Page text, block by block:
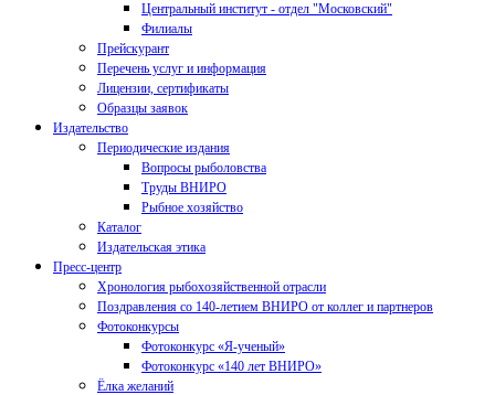
Центральный институт - отдел "Московский"
Филиалы
Прейскурант
Перечень услуг и информация
Лицензии, сертификаты
Образцы заявок
Издательство
Периодические издания
Вопросы рыболовства
Труды ВНИРО
Рыбное хозяйство
Каталог
Издательская этика
Пресс-центр
Хронология рыбохозяйственной отрасли
Поздравления со 140-летием ВНИРО от коллег и партнеров
Фотоконкурсы
Фотоконкурс «Я-ученый»
Фотоконкурс «140 лет ВНИРО»
Ёлка желаний